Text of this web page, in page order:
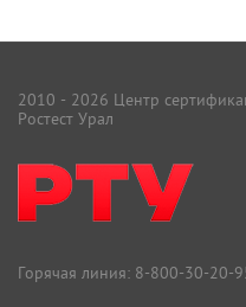
2010 - 2026 Центр
Ростест Урал
Горячая линия: 8-800-30-20-